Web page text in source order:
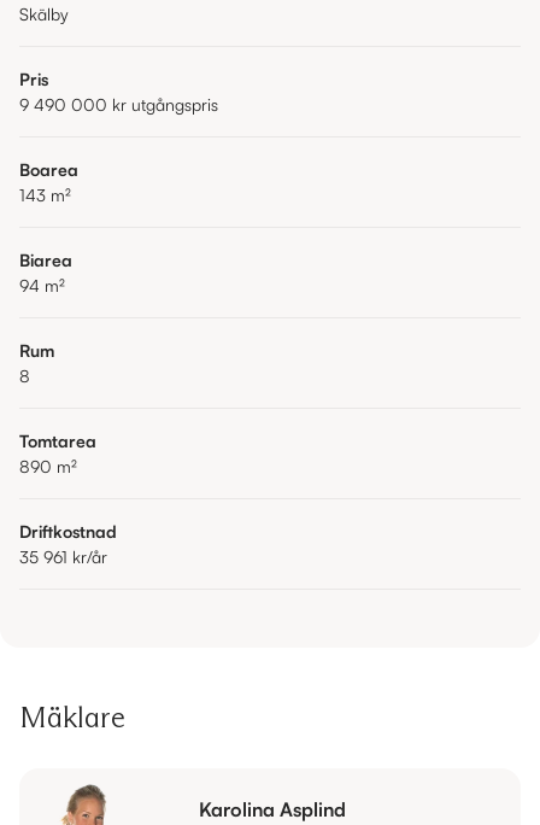
Skälby
Pris
9 490 000 kr utgångspris
Boarea
143 m²
Biarea
94 m²
Rum
8
Tomtarea
890 m²
Driftkostnad
35 961 kr/år
Mäklare
Karolina Asplind